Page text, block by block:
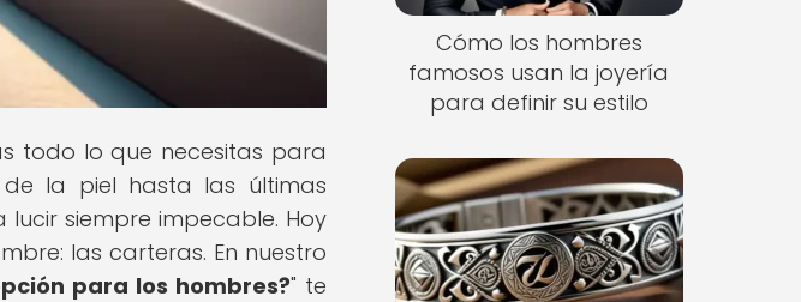
todo lo que necesitas para
la piel hasta las últimas
siempre impecable. Hoy
las carteras. En nuestro
para los hombres?" te
Cómo los hombres
famosos usan la joyería
para definir su estilo